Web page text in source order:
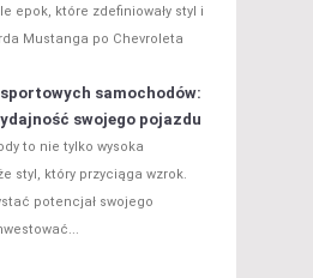
epok, które zdefiniowały styl i
Mustanga po Chevroleta
samochodów:
swojego pojazdu
to nie tylko wysoka
styl, który przyciąga wzrok.
potencjał swojego